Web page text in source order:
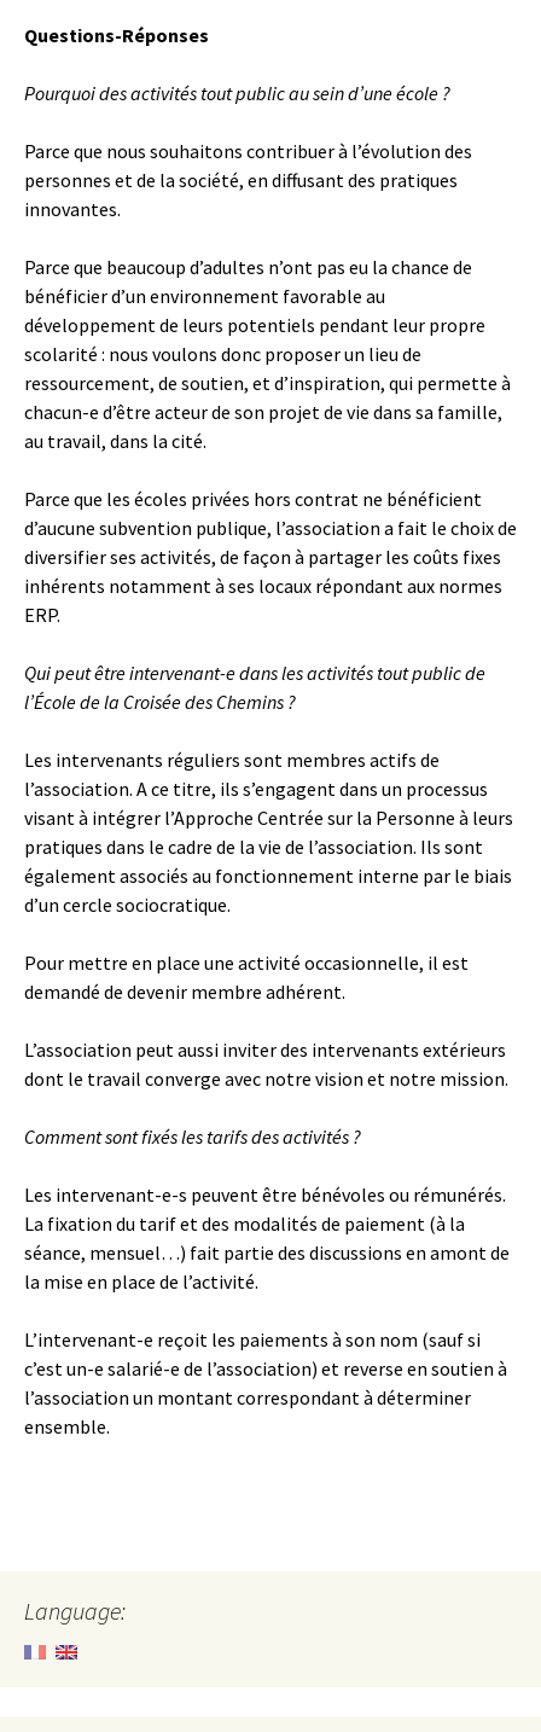
Questions-Réponses
Pourquoi des activités tout public au sein d’une école ?
Parce que nous souhaitons contribuer à l’évolution des
personnes et de la société, en diffusant des pratiques
innovantes.
Parce que beaucoup d’adultes n’ont pas eu la chance de
bénéficier d’un environnement favorable au
développement de leurs potentiels pendant leur propre
scolarité : nous voulons donc proposer un lieu de
ressourcement, de soutien, et d’inspiration, qui permette à
chacun-e d’être acteur de son projet de vie dans sa famille,
au travail, dans la cité.
Parce que les écoles privées hors contrat ne bénéficient
d’aucune subvention publique, l’association a fait le choix de
diversifier ses activités, de façon à partager les coûts fixes
inhérents notamment à ses locaux répondant aux normes
ERP.
Qui peut être intervenant-e dans les activités tout public de
l’École de la Croisée des Chemins ?
Les intervenants réguliers sont membres actifs de
l’association. A ce titre, ils s’engagent dans un processus
visant à intégrer l’Approche Centrée sur la Personne à leurs
pratiques dans le cadre de la vie de l’association. Ils sont
également associés au fonctionnement interne par le biais
d’un cercle sociocratique.
Pour mettre en place une activité occasionnelle, il est
demandé de devenir membre adhérent.
L’association peut aussi inviter des intervenants extérieurs
dont le travail converge avec notre vision et notre mission.
Comment sont fixés les tarifs des activités ?
Les intervenant-e-s peuvent être bénévoles ou rémunérés.
La fixation du tarif et des modalités de paiement (à la
séance, mensuel…) fait partie des discussions en amont de
la mise en place de l’activité.
L’intervenant-e reçoit les paiements à son nom (sauf si
c’est un-e salarié-e de l’association) et reverse en soutien à
l’association un montant correspondant à déterminer
ensemble.
Language: